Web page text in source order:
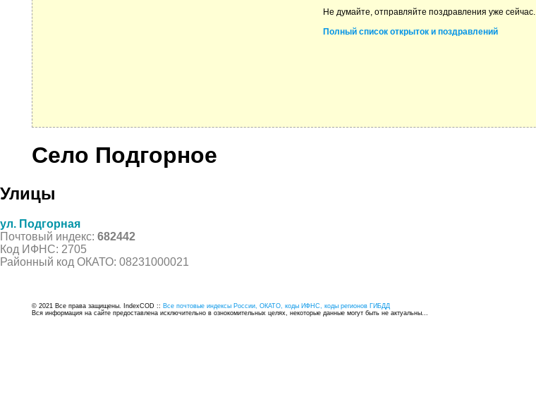
Не думайте, отправляйте поздравления уже сейчас.
Полный список открыток и поздравлений
Село Подгорное
Улицы
ул. Подгорная
Почтовый индекс: 682442
Код ИФНС: 2705
Районный код ОКАТО: 08231000021
© 2021 Все права защищены. IndexCOD :: Все почтовые индексы России, ОКАТО, коды ИФНС, коды регионов ГИБДД
Вся информация на сайте предоставлена исключительно в ознокомительных целях, некоторые данные могут быть не актуальны...